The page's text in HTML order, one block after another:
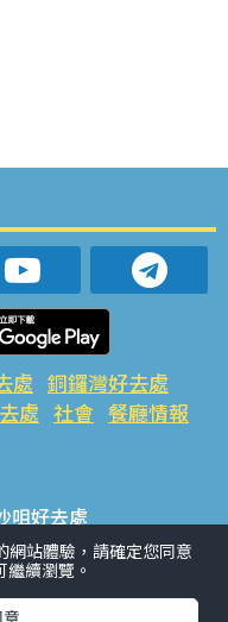
處 銅鑼灣好去處
處 社會 餐廳情報
咀好去處
處 旺角好去處 社會
站體驗，請確定您同意
繼續瀏覽。